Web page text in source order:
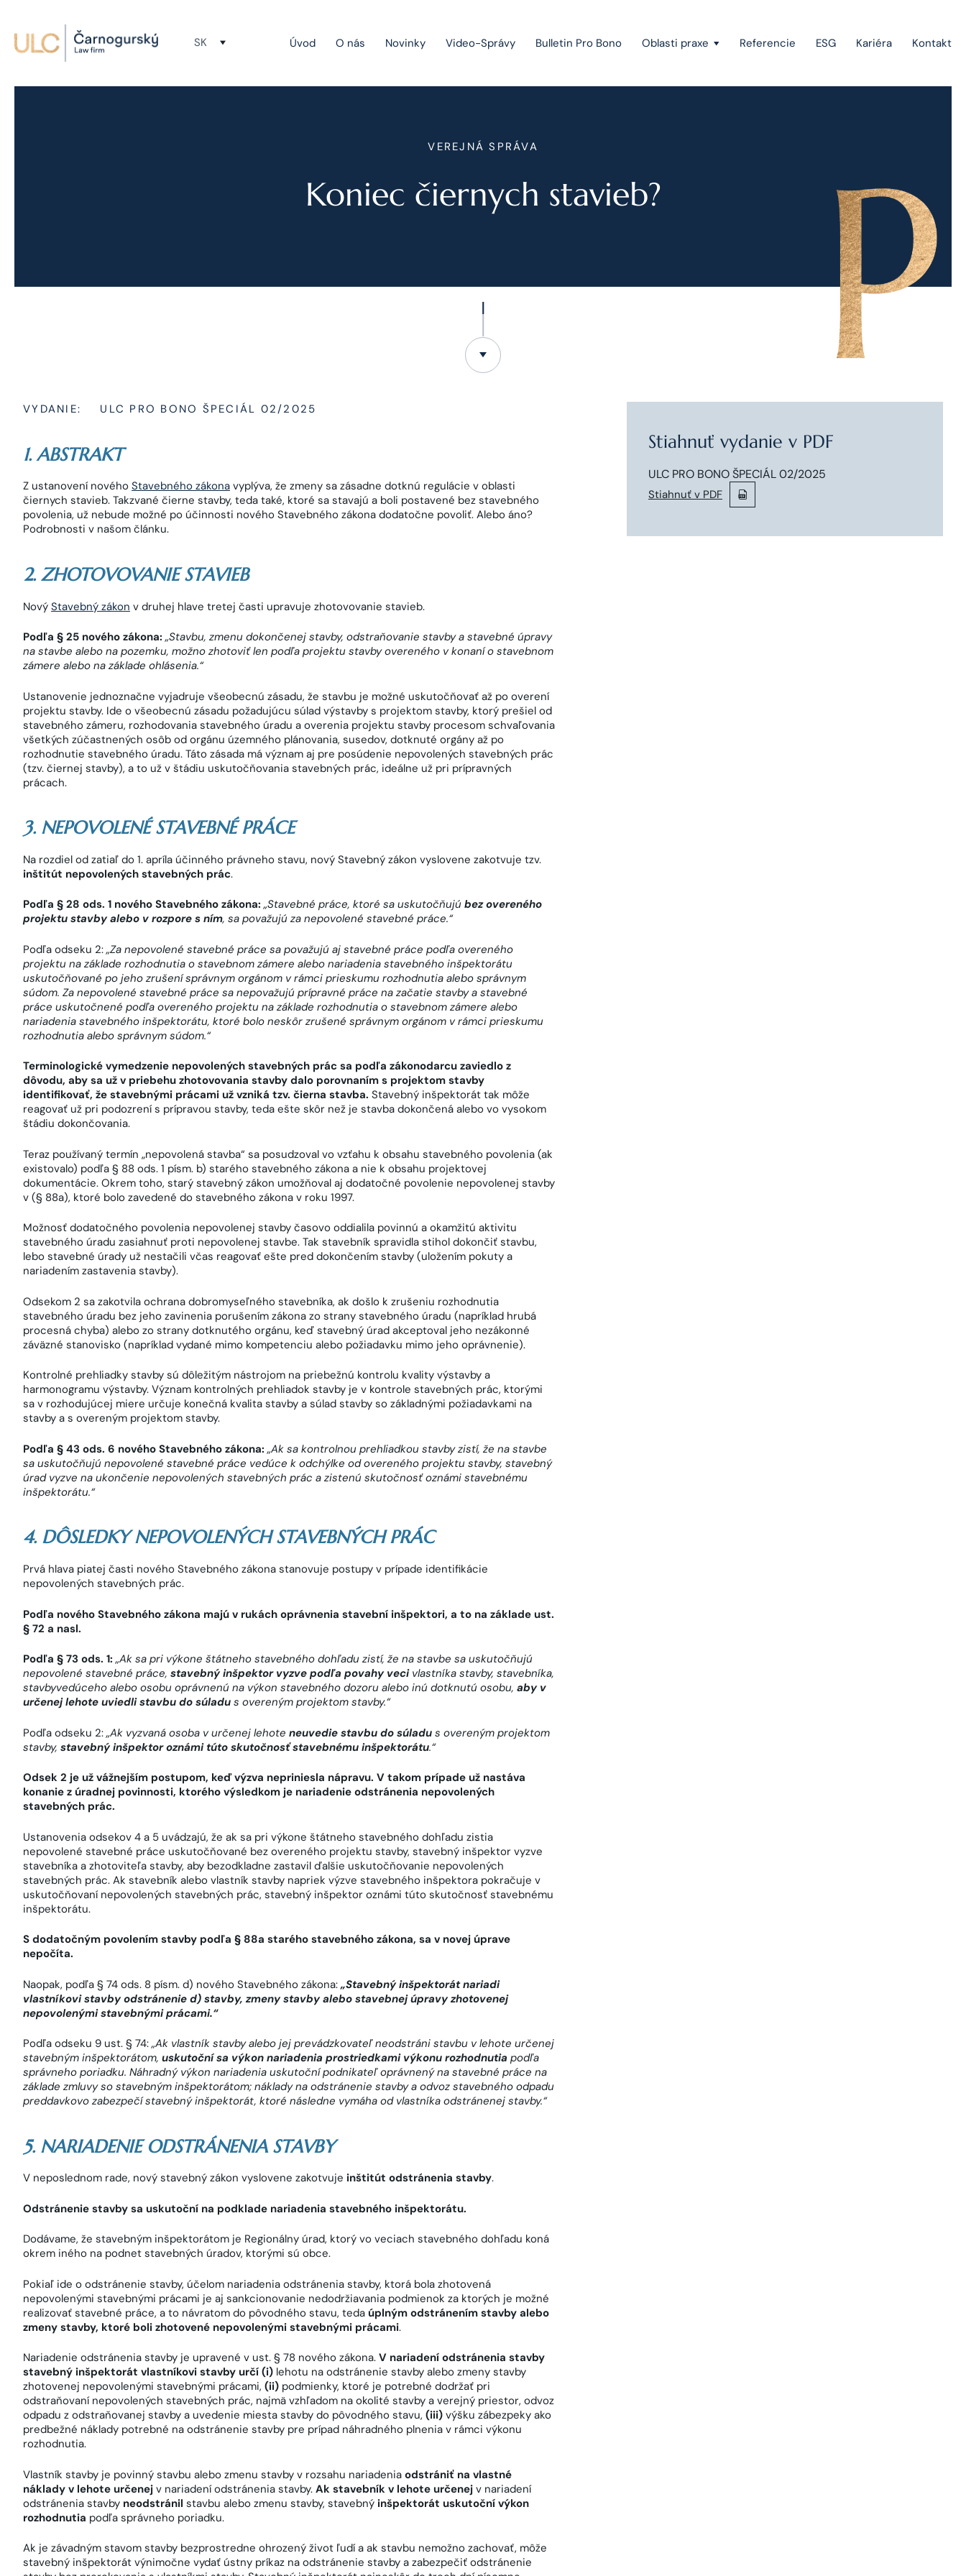
SK Úvod O nás Novinky Video-Správy Bulletin Pro Bono Oblasti praxe
Fúzie a akvizície
Právo obchodných spoločností
Európske právo
Referencie ESG Kariéra Kontakt
VEREJNÁ SPRÁVA
Koniec čiernych stavieb?
VYDANIE: ULC PRO BONO ŠPECIÁL 02/2025
1. ABSTRAKT
Z ustanovení nového Stavebného zákona vyplýva, že zmeny sa zásadne dotknú regulácie v oblasti
čiernych stavieb. Takzvané čierne stavby, teda také, ktoré sa stavajú a boli postavené bez stavebného
povolenia, už nebude možné po účinnosti nového Stavebného zákona dodatočne povoliť. Alebo áno?
Podrobnosti v našom článku.
2. ZHOTOVOVANIE STAVIEB
Nový Stavebný zákon v druhej hlave tretej časti upravuje zhotovovanie stavieb.
Podľa § 25 nového zákona:„Stavbu, zmenu dokončenej stavby, odstraňovanie stavby a stavebné úpravy
na stavbe alebo na pozemku, možno zhotoviť len podľa projektu stavby overeného v konaní o stavebnom
zámere alebo na základe ohlásenia.“
Ustanovenie jednoznačne vyjadruje všeobecnú zásadu, že stavbu je možné uskutočňovať až po overení
projektu stavby. Ide o všeobecnú zásadu požadujúcu súlad výstavby s projektom stavby, ktorý prešiel od
stavebného zámeru, rozhodovania stavebného úradu a overenia projektu stavby procesom schvaľovania
všetkých zúčastnených osôb od orgánu územného plánovania, susedov, dotknuté orgány až po
rozhodnutie stavebného úradu. Táto zásada má význam aj pre posúdenie nepovolených stavebných prác
(tzv. čiernej stavby), a to už v štádiu uskutočňovania stavebných prác, ideálne už pri prípravných
prácach.
3. NEPOVOLENÉ STAVEBNÉ PRÁCE
Na rozdiel od zatiaľ do 1. apríla účinného právneho stavu, nový Stavebný zákon vyslovene zakotvuje tzv.
inštitút nepovolených stavebných prác.
Podľa § 28 ods. 1 nového Stavebného zákona: „Stavebné práce, ktoré sa uskutočňujú bez overeného
projektu stavby alebo v rozpore s ním, sa považujú za nepovolené stavebné práce.“
Podľa odseku 2: „Za nepovolené stavebné práce sa považujú aj stavebné práce podľa overeného
projektu na základe rozhodnutia o stavebnom zámere alebo nariadenia stavebného inšpektorátu
uskutočňované po jeho zrušení správnym orgánom v rámci prieskumu rozhodnutia alebo správnym
súdom. Za nepovolené stavebné práce sa nepovažujú prípravné práce na začatie stavby a stavebné
práce uskutočnené podľa overeného projektu na základe rozhodnutia o stavebnom zámere alebo
nariadenia stavebného inšpektorátu, ktoré bolo neskôr zrušené správnym orgánom v rámci prieskumu
rozhodnutia alebo správnym súdom.“
Terminologické vymedzenie nepovolených stavebných prác sa podľa zákonodarcu zaviedlo z
dôvodu, aby sa už v priebehu zhotovovania stavby dalo porovnaním s projektom stavby
identifikovať, že stavebnými prácami už vzniká tzv. čierna stavba. Stavebný inšpektorát tak môže
reagovať už pri podozrení s prípravou stavby, teda ešte skôr než je stavba dokončená alebo vo vysokom
štádiu dokončovania.
Teraz používaný termín „nepovolená stavba“ sa posudzoval vo vzťahu k obsahu stavebného povolenia (ak
existovalo) podľa § 88 ods. 1 písm. b) starého stavebného zákona a nie k obsahu projektovej
dokumentácie. Okrem toho, starý stavebný zákon umožňoval aj dodatočné povolenie nepovolenej stavby
v (§ 88a), ktoré bolo zavedené do stavebného zákona v roku 1997.
Možnosť dodatočného povolenia nepovolenej stavby časovo oddialila povinnú a okamžitú aktivitu
stavebného úradu zasiahnuť proti nepovolenej stavbe. Tak stavebník spravidla stihol dokončiť stavbu,
lebo stavebné úrady už nestačili včas reagovať ešte pred dokončením stavby (uložením pokuty a
nariadením zastavenia stavby).
Odsekom 2 sa zakotvila ochrana dobromyseľného stavebníka, ak došlo k zrušeniu rozhodnutia
stavebného úradu bez jeho zavinenia porušením zákona zo strany stavebného úradu (napríklad hrubá
procesná chyba) alebo zo strany dotknutého orgánu, keď stavebný úrad akceptoval jeho nezákonné
záväzné stanovisko (napríklad vydané mimo kompetenciu alebo požiadavku mimo jeho oprávnenie).
Kontrolné prehliadky stavby sú dôležitým nástrojom na priebežnú kontrolu kvality výstavby a
harmonogramu výstavby. Význam kontrolných prehliadok stavby je v kontrole stavebných prác, ktorými
sa v rozhodujúcej miere určuje konečná kvalita stavby a súlad stavby so základnými požiadavkami na
stavby a s overeným projektom stavby.
Podľa § 43 ods. 6 nového Stavebného zákona: „Ak sa kontrolnou prehliadkou stavby zistí, že na stavbe
sa uskutočňujú nepovolené stavebné práce vedúce k odchýlke od overeného projektu stavby, stavebný
úrad vyzve na ukončenie nepovolených stavebných prác a zistenú skutočnosť oznámi stavebnému
inšpektorátu.“
4. DÔSLEDKY NEPOVOLENÝCH STAVEBNÝCH PRÁC
Prvá hlava piatej časti nového Stavebného zákona stanovuje postupy v prípade identifikácie
nepovolených stavebných prác.
Podľa nového Stavebného zákona majú v rukách oprávnenia stavební inšpektori, a to na základe ust.
§ 72 a nasl.
Podľa § 73 ods. 1: „Ak sa pri výkone štátneho stavebného dohľadu zistí, že na stavbe sa uskutočňujú
nepovolené stavebné práce, stavebný inšpektor vyzve podľa povahy veci vlastníka stavby, stavebníka,
stavbyvedúceho alebo osobu oprávnenú na výkon stavebného dozoru alebo inú dotknutú osobu, aby v
určenej lehote uviedli stavbu do súladu s overeným projektom stavby.“
Podľa odseku 2: „Ak vyzvaná osoba v určenej lehote neuvedie stavbu do súladu s overeným projektom
stavby, stavebný inšpektor oznámi túto skutočnosť stavebnému inšpektorátu.“
Odsek 2 je už vážnejším postupom, keď výzva nepriniesla nápravu. V takom prípade už nastáva
konanie z úradnej povinnosti, ktorého výsledkom je nariadenie odstránenia nepovolených
stavebných prác.
Ustanovenia odsekov 4 a 5 uvádzajú, že ak sa pri výkone štátneho stavebného dohľadu zistia
nepovolené stavebné práce uskutočňované bez overeného projektu stavby, stavebný inšpektor vyzve
stavebníka a zhotoviteľa stavby, aby bezodkladne zastavil ďalšie uskutočňovanie nepovolených
stavebných prác. Ak stavebník alebo vlastník stavby napriek výzve stavebného inšpektora pokračuje v
uskutočňovaní nepovolených stavebných prác, stavebný inšpektor oznámi túto skutočnosť stavebnému
inšpektorátu.
S dodatočným povolením stavby podľa § 88a starého stavebného zákona, sa v novej úprave
nepočíta.
Naopak, podľa § 74 ods. 8 písm. d) nového Stavebného zákona: „Stavebný inšpektorát nariadi
vlastníkovi stavby odstránenie d) stavby, zmeny stavby alebo stavebnej úpravy zhotovenej
nepovolenými stavebnými prácami.“
Podľa odseku 9 ust. § 74:„Ak vlastník stavby alebo jej prevádzkovateľ neodstráni stavbu v lehote určenej
stavebným inšpektorátom, uskutoční sa výkon nariadenia prostriedkami výkonu rozhodnutia podľa
správneho poriadku. Náhradný výkon nariadenia uskutoční podnikateľ oprávnený na stavebné práce na
základe zmluvy so stavebným inšpektorátom; náklady na odstránenie stavby a odvoz stavebného odpadu
preddavkovo zabezpečí stavebný inšpektorát, ktoré následne vymáha od vlastníka odstránenej stavby.“
5. NARIADENIE ODSTRÁNENIA STAVBY
V neposlednom rade, nový stavebný zákon vyslovene zakotvuje inštitút odstránenia stavby.
Odstránenie stavby sa uskutoční na podklade nariadenia stavebného inšpektorátu.
Dodávame, že stavebným inšpektorátom je Regionálny úrad, ktorý vo veciach stavebného dohľadu koná
okrem iného na podnet stavebných úradov, ktorými sú obce.
Pokiaľ ide o odstránenie stavby, účelom nariadenia odstránenia stavby, ktorá bola zhotovená
nepovolenými stavebnými prácami je aj sankcionovanie nedodržiavania podmienok za ktorých je možné
realizovať stavebné práce, a to návratom do pôvodného stavu, teda úplným odstránením stavby alebo
zmeny stavby, ktoré boli zhotovené nepovolenými stavebnými prácami.
Nariadenie odstránenia stavby je upravené v ust. § 78 nového zákona. V nariadení odstránenia stavby
stavebný inšpektorát vlastníkovi stavby určí (i) lehotu na odstránenie stavby alebo zmeny stavby
zhotovenej nepovolenými stavebnými prácami, (ii) podmienky, ktoré je potrebné dodržať pri
odstraňovaní nepovolených stavebných prác, najmä vzhľadom na okolité stavby a verejný priestor, odvoz
odpadu z odstraňovanej stavby a uvedenie miesta stavby do pôvodného stavu, (iii) výšku zábezpeky ako
predbežné náklady potrebné na odstránenie stavby pre prípad náhradného plnenia v rámci výkonu
rozhodnutia.
Vlastník stavby je povinný stavbu alebo zmenu stavby v rozsahu nariadenia odstrániť na vlastné
náklady v lehote určenej v nariadení odstránenia stavby. Ak stavebník v lehote určenej v nariadení
odstránenia stavby neodstránil stavbu alebo zmenu stavby, stavebný inšpektorát uskutoční výkon
rozhodnutia podľa správneho poriadku.
Ak je závadným stavom stavby bezprostredne ohrozený život ľudí a ak stavbu nemožno zachovať, môže
stavebný inšpektorát výnimočne vydať ústny príkaz na odstránenie stavby a zabezpečiť odstránenie
Stiahnuť vydanie v PDF
ULC PRO BONO ŠPECIÁL 02/2025
Stiahnuť v PDF